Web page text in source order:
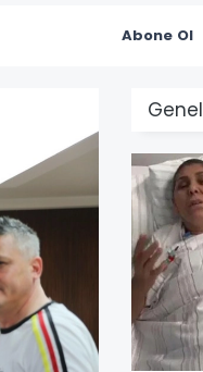
Abone Ol
Genel